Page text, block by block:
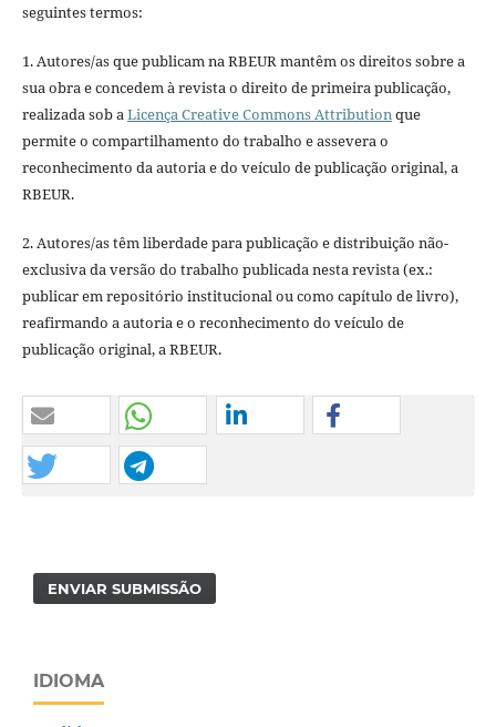
seguintes termos:
1. Autores/as que publicam na RBEUR mantêm os direitos sobre a
sua obra e concedem à revista o direito de primeira publicação,
realizada sob aLicença Creative Commons Attributionque
permite o compartilhamento do trabalho e assevera o
reconhecimento da autoria e do veículo de publicação original, a
RBEUR.
2. Autores/as têm liberdade para publicação e distribuição não-
exclusiva da versão do trabalho publicada nesta revista (ex.:
publicar em repositório institucional ou como capítulo de livro),
reafirmando a autoria e o reconhecimento do veículo de
publicação original, a RBEUR.
ENVIAR SUBMISSÃO
IDIOMA